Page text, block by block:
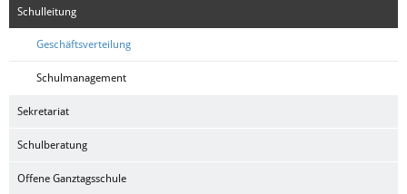
Schulleitung
Geschäftsverteilung
Schulmanagement
Sekretariat
Schulberatung
Offene Ganztagsschule